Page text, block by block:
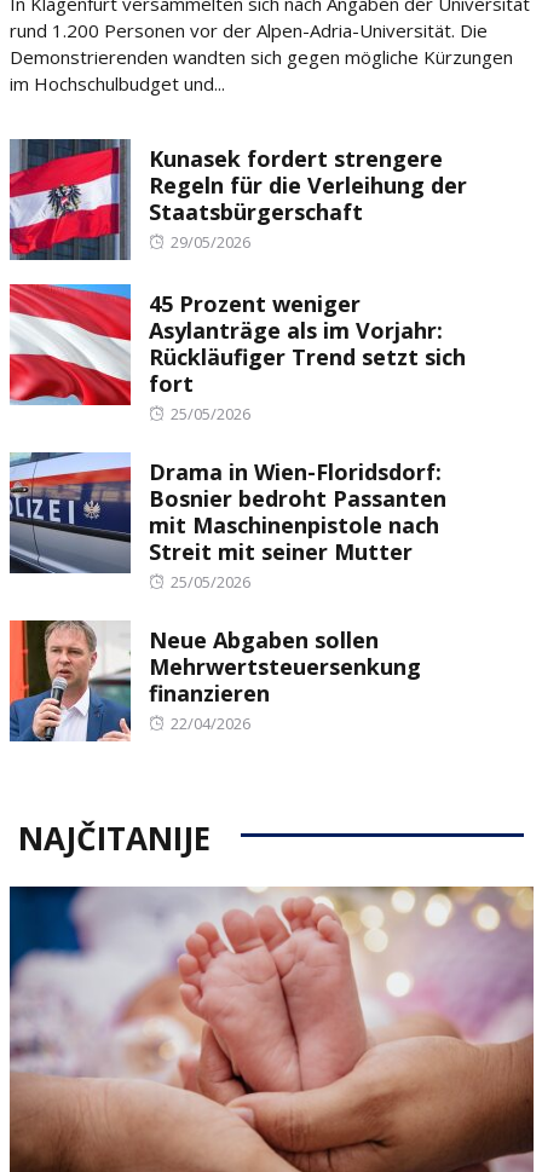
rund 1.200 Personen vor der Alpen-Adria-Universität. Die
Demonstrierenden wandten sich gegen mögliche Kürzungen
im Hochschulbudget und...
Kunasek fordert strengere
Regeln für die Verleihung der
Staatsbürgerschaft
Posted
29/05/2026
45 Prozent weniger
Asylanträge als im Vorjahr:
Rückläufiger Trend setzt sich
fort
Posted
25/05/2026
Drama in Wien-Floridsdorf:
Bosnier bedroht Passanten
mit Maschinenpistole nach
Streit mit seiner Mutter
Posted
25/05/2026
Neue Abgaben sollen
Mehrwertsteuersenkung
finanzieren
Posted
22/04/2026
NAJČITANIJE